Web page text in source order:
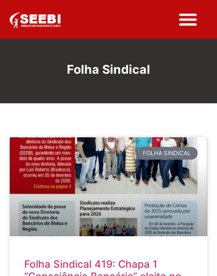
Folha Sindical
FOLHA SINDICAL
Folha Sindical 419: Chapa 1